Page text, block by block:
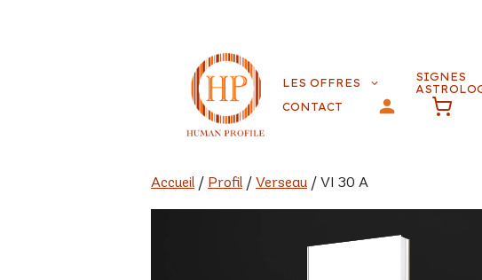
contenu
LES OFFRES
SIGNES
CONTACT
Accueil / Profil / Verseau / VI 30 A